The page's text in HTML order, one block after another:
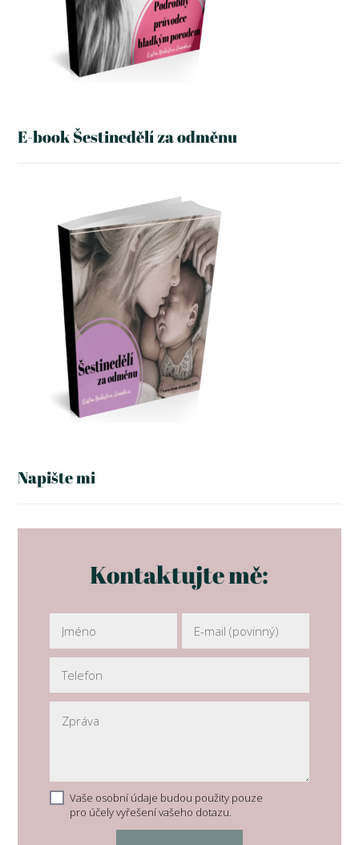
E-book Šestinedělí za odměnu
Napište mi
Kontaktujte mě:
Vaše osobní údaje budou použity pouze
pro účely vyřešení vašeho dotazu.